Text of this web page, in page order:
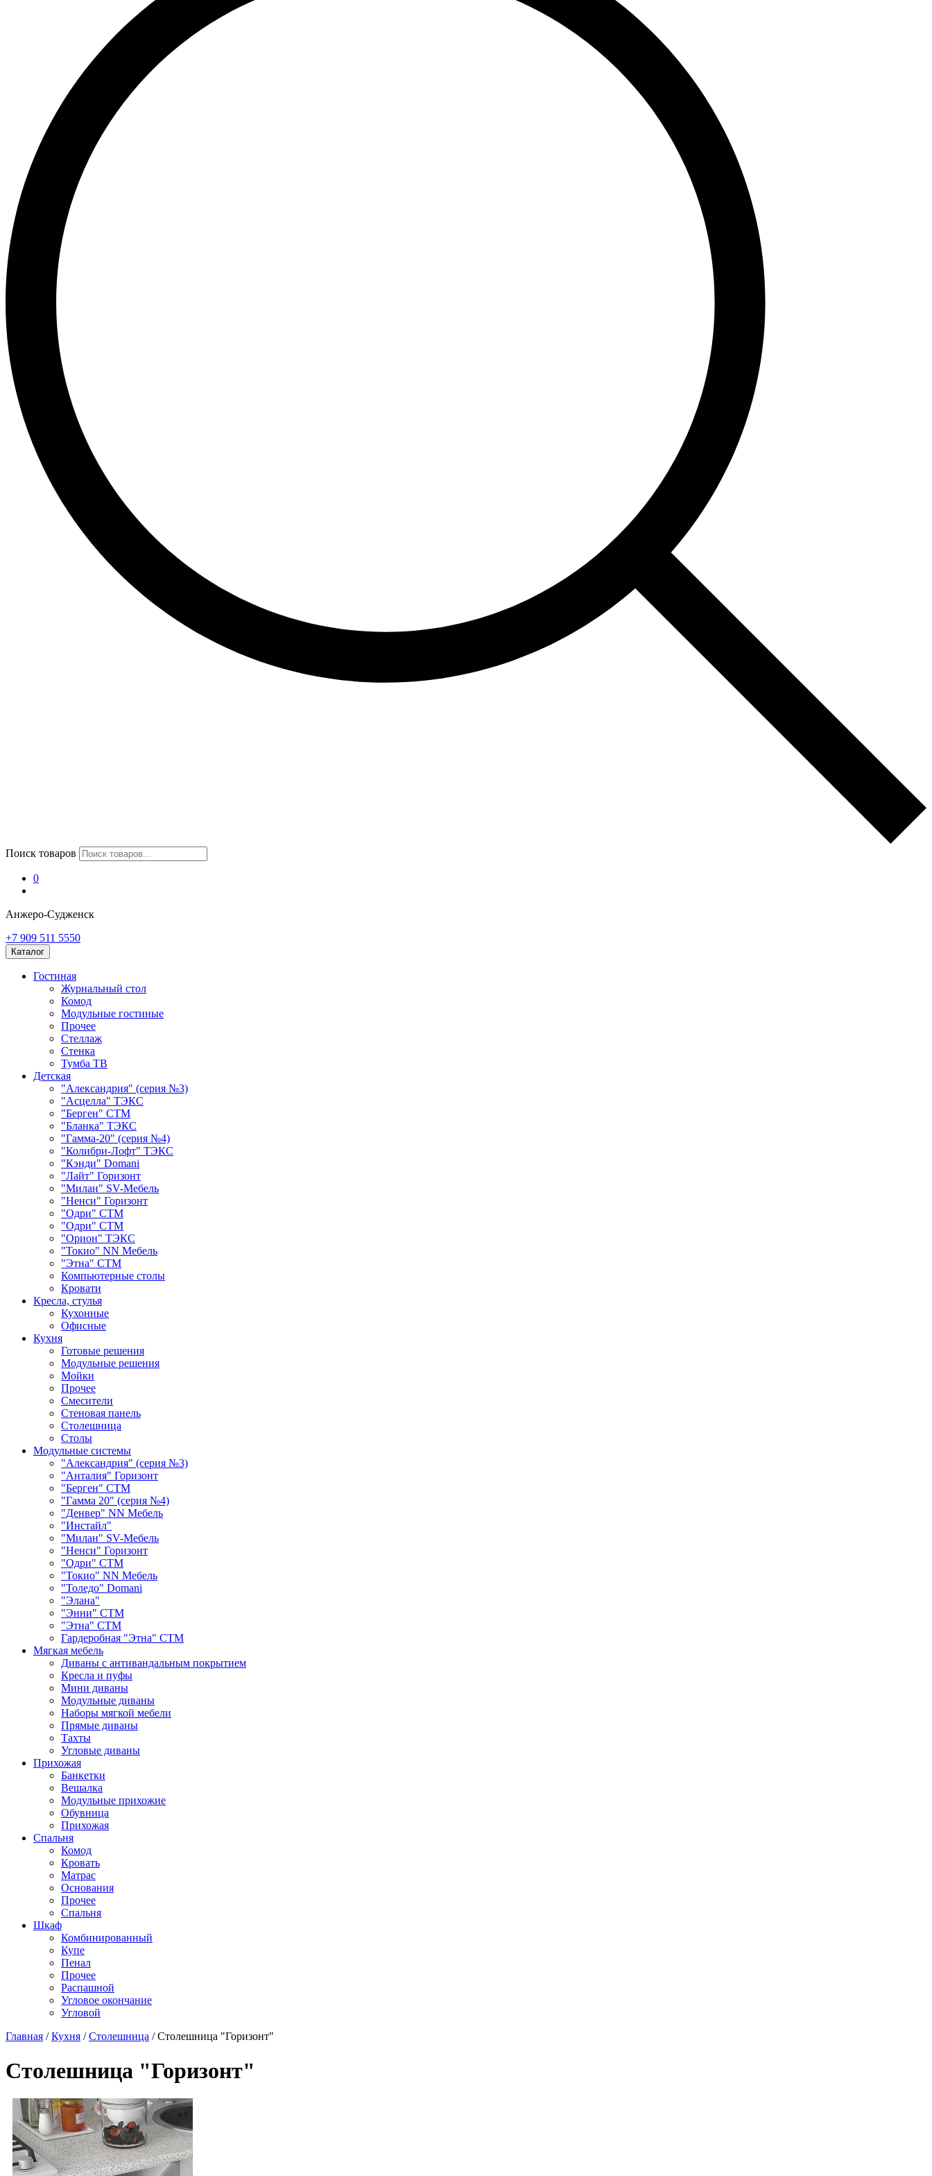
Поиск товаров
0
Анжеро-Судженск
+7 909 511 5550
Каталог
Гостиная
Журнальный стол
Комод
Модульные гостиные
Прочее
Стеллаж
Стенка
Тумба ТВ
Детская
"Александрия" (серия №3)
"Асцелла" ТЭКС
"Берген" СТМ
"Бланка" ТЭКС
"Гамма-20" (серия №4)
"Колибри-Лофт" ТЭКС
"Кэнди" Domani
"Лайт" Горизонт
"Милан" SV-Мебель
"Ненси" Горизонт
"Одри" СТМ
"Одри" СТМ
"Орион" ТЭКС
"Токио" NN Мебель
"Этна" СТМ
Компьютерные столы
Кровати
Кресла, стулья
Кухонные
Офисные
Кухня
Готовые решения
Модульные решения
Мойки
Прочее
Смесители
Стеновая панель
Столешница
Столы
Модульные системы
"Александрия" (серия №3)
"Анталия" Горизонт
"Берген" СТМ
"Гамма 20" (серия №4)
"Денвер" NN Мебель
"Инстайл"
"Милан" SV-Мебель
"Ненси" Горизонт
"Одри" СТМ
"Токио" NN Мебель
"Толедо" Domani
"Элана"
"Энни" СТМ
"Этна" СТМ
Гардеробная "Этна" СТМ
Мягкая мебель
Диваны с антивандальным покрытием
Кресла и пуфы
Мини диваны
Модульные диваны
Наборы мягкой мебели
Прямые диваны
Тахты
Угловые диваны
Прихожая
Банкетки
Вешалка
Модульные прихожие
Обувница
Прихожая
Спальня
Комод
Кровать
Матраc
Основания
Прочее
Спальня
Шкаф
Комбинированный
Купе
Пенал
Прочее
Распашной
Угловое окончание
Угловой
Главная /Кухня /Столешница /Столешница "Горизонт"
Столешница "Горизонт"